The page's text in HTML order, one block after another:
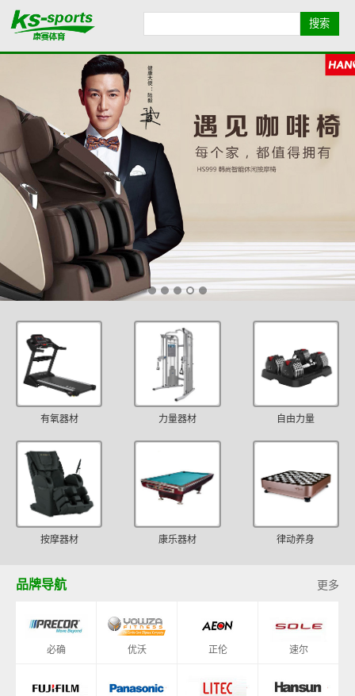
品牌导航 康赛简介
健身资讯
有氧器材 力量器材 自由力量
按摩器材 康乐器材 律动养身
更多
品牌导航
必确 优沃 正伦 速尔